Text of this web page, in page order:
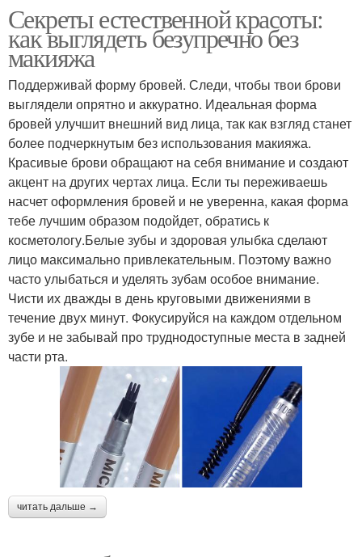
Секреты естественной красоты:
как выглядеть безупречно без
макияжа
Поддерживай форму бровей. Следи, чтобы твои брови
выглядели опрятно и аккуратно. Идеальная форма
бровей улучшит внешний вид лица, так как взгляд станет
более подчеркнутым без использования макияжа.
Красивые брови обращают на себя внимание и создают
акцент на других чертах лица. Если ты переживаешь
насчет оформления бровей и не уверенна, какая форма
тебе лучшим образом подойдет, обратись к
косметологу.Белые зубы и здоровая улыбка сделают
лицо максимально привлекательным. Поэтому важно
часто улыбаться и уделять зубам особое внимание.
Чисти их дважды в день круговыми движениями в
течение двух минут. Фокусируйся на каждом отдельном
зубе и не забывай про труднодоступные места в задней
части рта.
читать дальше →